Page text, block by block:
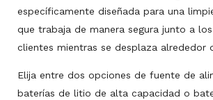
específicamente diseñada para una
que trabaja de manera segura junto a
clientes mientras se desplaza alrededor
Elija entre dos opciones de fuente de
baterías de litio de alta capacidad o